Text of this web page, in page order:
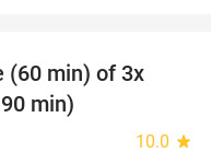
45%
(60 min) of 3x
min)
10.0 star